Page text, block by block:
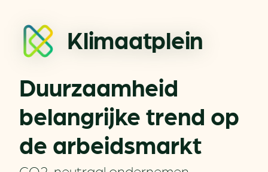
Klimaatplein
Duurzaamheid
belangrijke trend op
de arbeidsmarkt